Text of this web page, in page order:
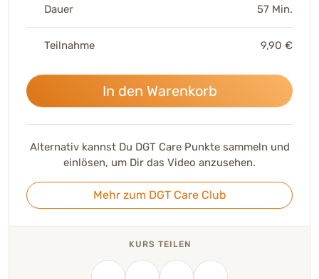
Dauer 57 Min.
Teilnahme 9,90 €
In den Warenkorb
Alternativ kannst Du DGT Care Punkte sammeln und
einlösen, um Dir das Video anzusehen.
Mehr zum DGT Care Club
KURS TEILEN